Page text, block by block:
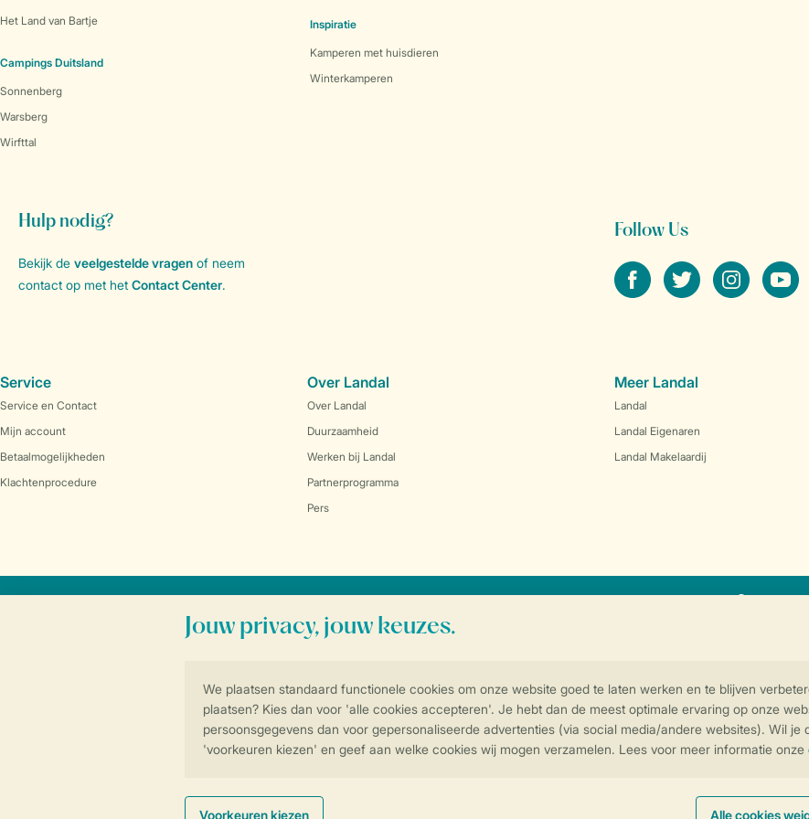
Instellingen wijzigen
Het Land van Bartje
Campings Duitsland
Sonnenberg
Warsberg
Wirfttal
Inspiratie
Kamperen met huisdieren
Winterkamperen
Hulp nodig?
Bekijk de veelgestelde vragen of neem
contact op met het Contact Center.
Follow Us
facebooktwitter instagramyoutube
Service
Service en Contact
Mijn account
Betaalmogelijkheden
Klachtenprocedure
Over Landal
Over Landal
Duurzaamheid
Werken bij Landal
Partnerprogramma
Pers
Meer Landal
Landal
Landal Eigenaren
Landal Makelaardij